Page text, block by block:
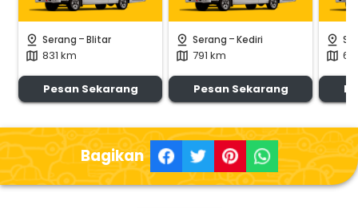
pin_drop Serang -Blitar
map 831 km
Pesan Sekarang
pin_drop Serang -Kediri
map 791 km
Pesan Sekarang
pin_drop
map
Bagikan